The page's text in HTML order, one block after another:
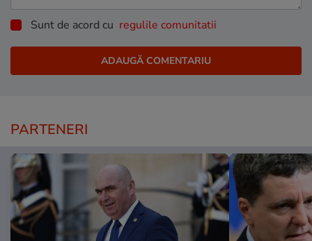
Sunt de acord cu regulile comunitatii
PARTENERI